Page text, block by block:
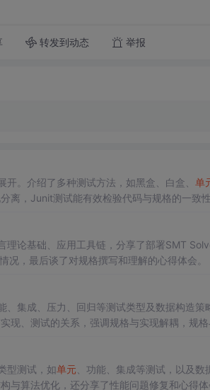
转发到动态 举报
。介绍了多种测试方法，如黑盒、白盒、 单
离，Junit测试能有效检验代码与规格的一致性
理论基础、应用工具链，分享了部署SMT
，最后谈了对规格撰写和理解的心得体会。
能、集成、压力、回归等测试类型及数据构造
、测试的关系，强调规格与实现解耦，规格
型测试，如单元 、功能、集成等测试，以及
算法优化，还分享了性能问题修复和心得体